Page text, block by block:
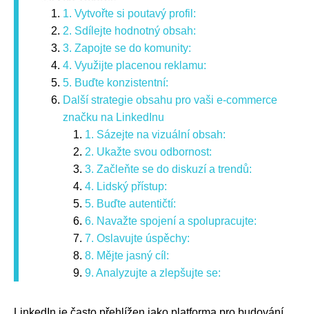
1. Vytvořte si poutavý profil:
2. Sdílejte hodnotný obsah:
3. Zapojte se do komunity:
4. Využijte placenou reklamu:
5. Buďte konzistentní:
Další strategie obsahu pro vaši e-commerce
značku na LinkedInu
1. Sázejte na vizuální obsah:
2. Ukažte svou odbornost:
3. Začleňte se do diskuzí a trendů:
4. Lidský přístup:
5. Buďte autentičtí:
6. Navažte spojení a spolupracujte:
7. Oslavujte úspěchy:
8. Mějte jasný cíl:
9. Analyzujte a zlepšujte se: